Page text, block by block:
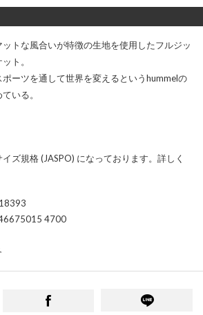
トな風合いが特徴の生地を使用したフルジッ
ト。
ーツを通して世界を変えるというhummelの
いる。
ズ規格 (JASPO) になっております。詳しく
4700